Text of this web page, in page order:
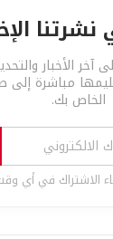
الأخبار
مباشرة إلى
الخاص بك.
الاشتراك في أي